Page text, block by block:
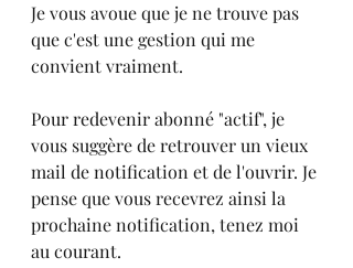
Je vous avoue que je ne trouve pas
que c'est une gestion qui me
convient vraiment.
Pour redevenir abonné "actif", je
vous suggère de retrouver un vieux
mail de notification et de l'ouvrir. Je
pense que vous recevrez ainsi la
prochaine notification, tenez moi
au courant.